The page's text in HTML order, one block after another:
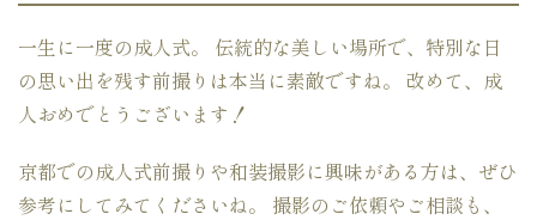
一生に一度の成人式。 伝統的な美しい場所で、特別な日
の思い出を残す前撮りは本当に素敵ですね。 改めて、成
人おめでとうございます！
京都での成人式前撮りや和装撮影に興味がある方は、ぜひ
参考にしてみてくださいね。 撮影のご依頼やご相談も、